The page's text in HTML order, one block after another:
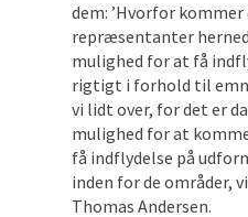
dem: ’Hvorfor
repræsentanter
mulighed for at få
rigtigt i forhold til
vi lidt over, for det er
mulighed for at
få indflydelse på
inden for de
Thomas Andersen.